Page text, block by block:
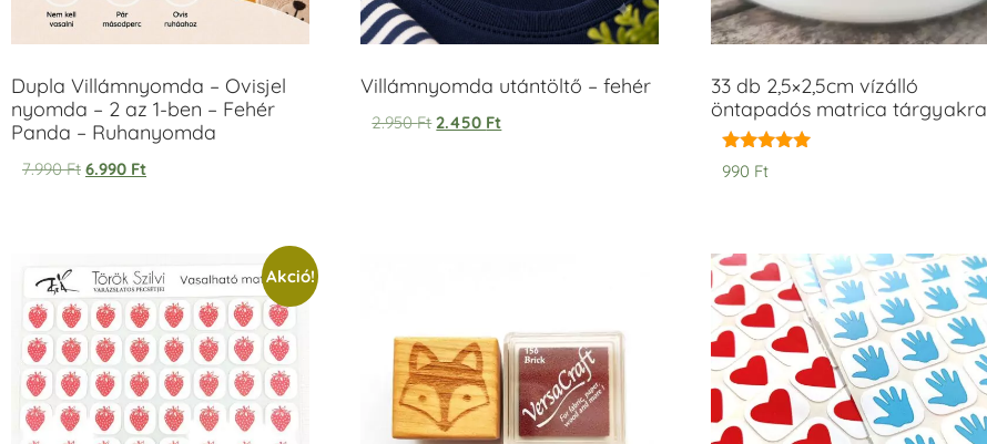
Dupla Villámnyomda – Ovisjel
nyomda – 2 az 1-ben – Fehér
Panda – Ruhanyomda
7.990Ft 6.990 Ft
Villámnyomda utántöltő – fehér
2.950Ft 2.450 Ft
33 db 2,5×2,5cm vízálló
öntapadós matrica tárgyakra
Értékelés:
5.00
990 Ft
Akció!